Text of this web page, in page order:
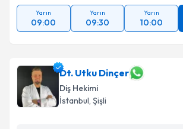
Yarın
09:00
Yarın
09:30
Yarın
10:00
Dt. Utku Dinçer
Diş Hekimi
İstanbul, Şişli